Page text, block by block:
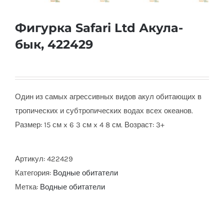
Фигурка Safari Ltd Акула-
бык, 422429
Один из самых агрессивных видов акул обитающих в
тропических и субтропических водах всех океанов.
Размер: 15 см x 6 3 см x 4 8 см. Возраст: 3+
Артикул: 422429
Категория: Водные обитатели
Метка: Водные обитатели